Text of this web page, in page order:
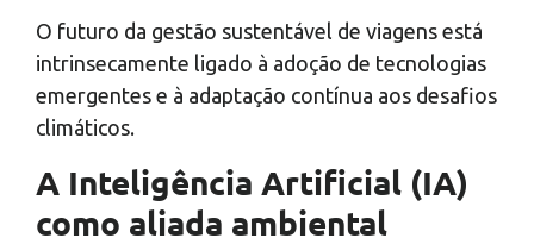
O futuro da gestão sustentável de viagens está
intrinsecamente ligado à adoção de tecnologias
emergentes e à adaptação contínua aos desafios
climáticos.
A Inteligência Artificial (IA)
como aliada ambiental